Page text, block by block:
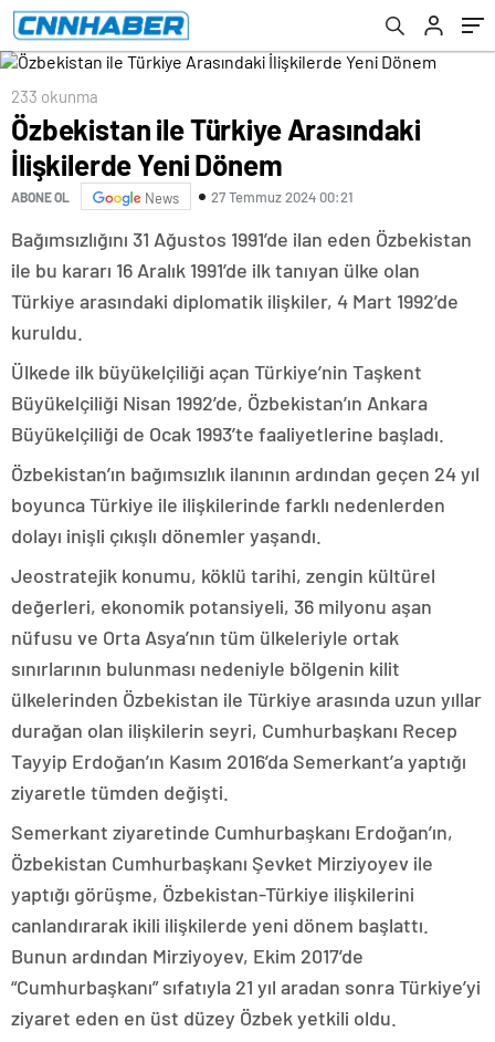
233 okunma
Özbekistan ile Türkiye Arasındaki
İlişkilerde Yeni Dönem
ABONE OL News 27 Temmuz 2024 00:21
Bağımsızlığını 31 Ağustos 1991’de ilan eden Özbekistan
ile bu kararı 16 Aralık 1991’de ilk tanıyan ülke olan
Türkiye arasındaki diplomatik ilişkiler, 4 Mart 1992’de
kuruldu.
Ülkede ilk büyükelçiliği açan Türkiye’nin Taşkent
Büyükelçiliği Nisan 1992’de, Özbekistan’ın Ankara
Büyükelçiliği de Ocak 1993’te faaliyetlerine başladı.
Özbekistan’ın bağımsızlık ilanının ardından geçen 24 yıl
boyunca Türkiye ile ilişkilerinde farklı nedenlerden
dolayı inişli çıkışlı dönemler yaşandı.
Jeostratejik konumu, köklü tarihi, zengin kültürel
değerleri, ekonomik potansiyeli, 36 milyonu aşan
nüfusu ve Orta Asya’nın tüm ülkeleriyle ortak
sınırlarının bulunması nedeniyle bölgenin kilit
ülkelerinden Özbekistan ile Türkiye arasında uzun yıllar
durağan olan ilişkilerin seyri, Cumhurbaşkanı Recep
Tayyip Erdoğan’ın Kasım 2016’da Semerkant’a yaptığı
ziyaretle tümden değişti.
Semerkant ziyaretinde Cumhurbaşkanı Erdoğan’ın,
Özbekistan Cumhurbaşkanı Şevket Mirziyoyev ile
yaptığı görüşme, Özbekistan-Türkiye ilişkilerini
canlandırarak ikili ilişkilerde yeni dönem başlattı.
Bunun ardından Mirziyoyev, Ekim 2017’de
“Cumhurbaşkanı” sıfatıyla 21 yıl aradan sonra Türkiye’yi
ziyaret eden en üst düzey Özbek yetkili oldu.